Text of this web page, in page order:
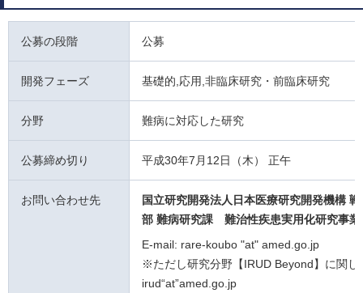
公募の段階 公募
開発フェーズ 基礎的,応用,非臨床研究・前臨床研究
分野 難病に対応した研究
公募締め切り 平成30年7月12日（木） 正午
お問い合わせ先
国立研究開発法人日本医療研究開発機構
部 難病研究課
難治性疾患実用化研究事
E-mail: rare-koubo "at" amed.go.jp
※ただし研究分野【IRUD Beyond】に関し
irud“at”amed.go.jp